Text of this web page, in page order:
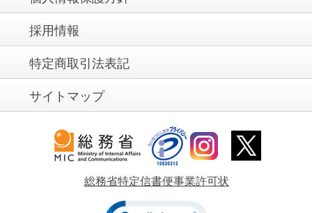
採用情報
特定商取引法表記
サイトマップ
総務省特定信書便事業許可状